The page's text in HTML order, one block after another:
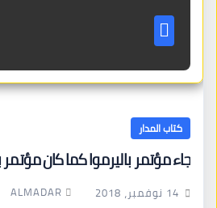
كتاب المدار
جاء مؤتمر باليرموا كما كان
14 نوفمبر، 2018 ALMADAR